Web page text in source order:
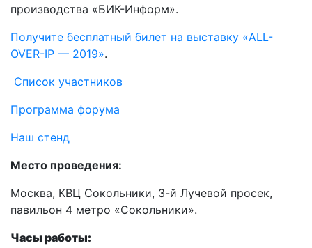
производства «БИК-Информ».
Получите бесплатный билет на выставку «ALL-
OVER-IP — 2019».
Список участников
Программа форума
Наш стенд
Место проведения:
Москва, КВЦ Сокольники, 3-й Лучевой просек,
павильон 4 метро «Сокольники».
Часы работы: